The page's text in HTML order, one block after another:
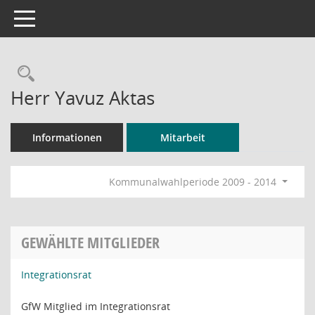
Toggle navigation
Rechercheauswahl
Herr Yavuz Aktas
Informationen Mitarbeit
Kommunalwahlperiode 2009 - 2014
GEWÄHLTE MITGLIEDER
Integrationsrat
GfW Mitglied im Integrationsrat